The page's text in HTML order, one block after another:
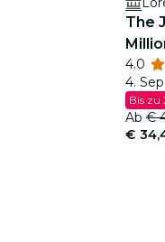
The
4.0
4.
Bis zu
Ab €
€